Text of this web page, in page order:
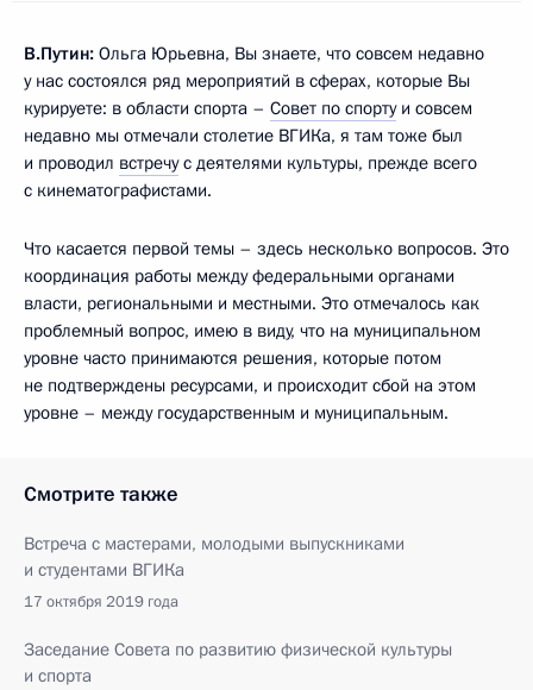
В.Путин: Ольга Юрьевна, Вы знаете, что совсем недавно
у нас состоялся ряд мероприятий в сферах, которые Вы
курируете: в области спорта – Совет по спортуи совсем
недавно мы отмечали столетие ВГИКа, я там тоже был
и проводил встречус деятелями культуры, прежде всего
с кинематографистами.
Что касается первой темы – здесь несколько вопросов. Это
координация работы между федеральными органами
власти, региональными и местными. Это отмечалось как
проблемный вопрос, имею в виду, что на муниципальном
уровне часто принимаются решения, которые потом
не подтверждены ресурсами, и происходит сбой на этом
уровне – между государственным и муниципальным.
Смотрите также
Встреча с мастерами, молодыми выпускниками
и студентами ВГИКа
17 октября 2019 года
Заседание Совета по развитию физической культуры
и спорта